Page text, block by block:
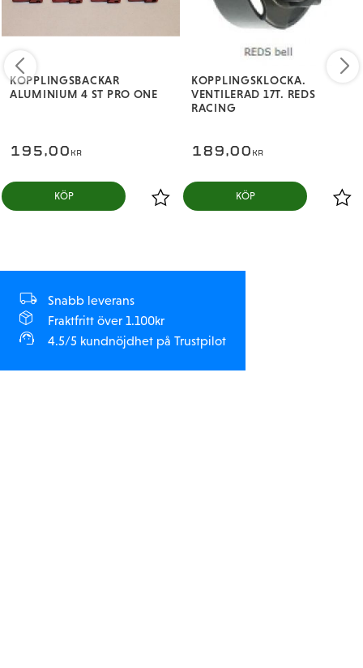
KOPPLINGSBACKAR
ALUMINIUM 4 ST PRO ONE
195,00 KR
KÖP
KOPPLINGSKLOCKA.
VENTILERAD 17T. REDS
RACING
189,00 KR
KÖP
Snabb leverans
Fraktfritt över 1.100kr
4.5/5 kundnöjdhet på Trustpilot